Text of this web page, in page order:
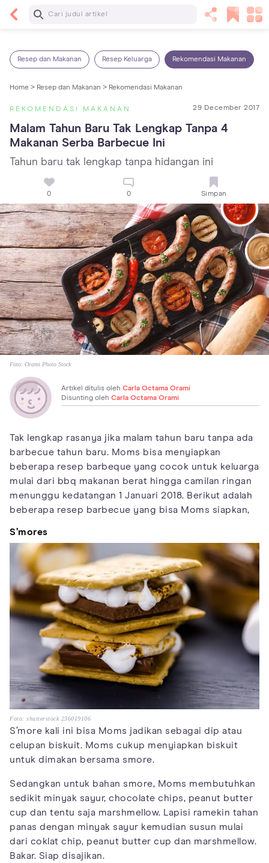
Baca Selanjutnya
Resep dan Makanan Resep Keluarga Rekomendasi Makanan
Home > Resep dan Makanan > Rekomendasi Makanan
REKOMENDASI MAKANAN 29 December 2017
Malam Tahun Baru Tak Lengkap Tanpa 4
Makanan Serba Barbecue Ini
Tahun baru tak lengkap tanpa hidangan ini
0 0 Simpan
Foto: Orami Photo Stock
Artikel ditulis oleh Carla Octama Orami
Disunting oleh Carla Octama Orami
Tak lengkap rasanya jika malam tahun baru tanpa ada
barbecue tahun baru. Moms bisa menyiapkan
beberapa resep barbeque yang cocok untuk keluarga
mulai dari bbq makanan berat hingga camilan ringan
menunggu kedatangan 1 Januari 2018. Berikut adalah
beberapa resep barbecue yang bisa Moms siapkan,
S’mores
Foto: shutterstock 236019106
S’more kali ini bisa Moms jadikan sebagai dip atau
celupan biskuit. Moms cukup menyiapkan biskuit
untuk dimakan bersama smore.
Sedangkan untuk bahan smore, Moms membutuhkan
sedikit minyak sayur, chocolate chips, peanut butter
cup dan tentu saja marshmellow. Lapisi ramekin tahan
panas dengan minyak sayur kemudian susun mulai
dari coklat chip, peanut butter cup dan marshmellow.
Bakar. Siap disajikan.